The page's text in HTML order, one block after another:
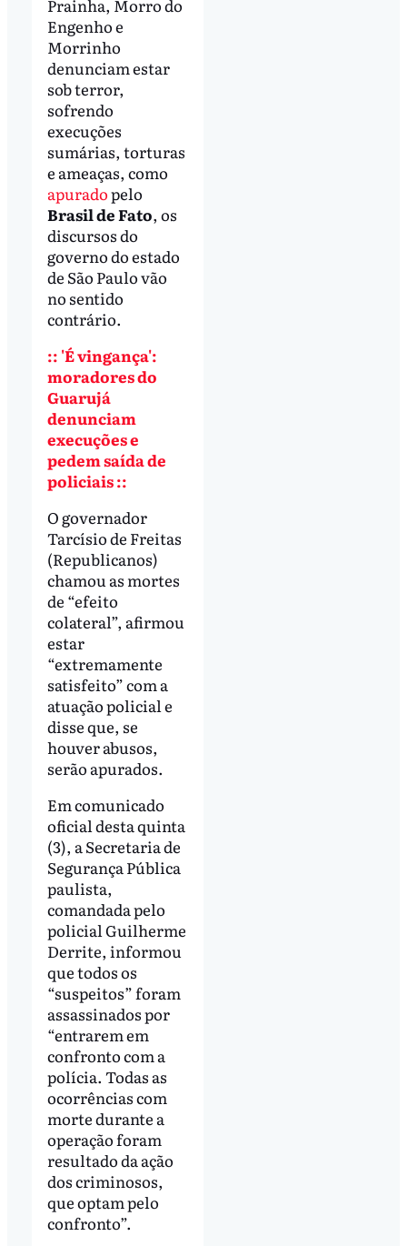
Prainha, Morro do
Engenho e
Morrinho
denunciam estar
sob terror,
sofrendo
execuções
sumárias, torturas
e ameaças, como
apuradopelo
Brasil de Fato, os
discursos do
governo do estado
de São Paulo vão
no sentido
contrário.
:: 'É vingança':
moradores do
Guarujá
denunciam
execuções e
pedem saída de
policiais ::
O governador
Tarcísio de Freitas
(Republicanos)
chamou as mortes
de “efeito
colateral”, afirmou
estar
“extremamente
satisfeito” com a
atuação policial e
disse que, se
houver abusos,
serão apurados.
Em comunicado
oficial desta quinta
(3), a Secretaria de
Segurança Pública
paulista,
comandada pelo
policial Guilherme
Derrite, informou
que todos os
“suspeitos” foram
assassinados por
“entrarem em
confronto com a
polícia. Todas as
ocorrências com
morte durante a
operação foram
resultado da ação
dos criminosos,
que optam pelo
confronto”.